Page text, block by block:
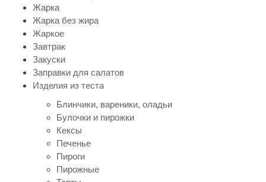
Жарка
Жарка без жира
Жаркое
Завтрак
Закуски
Заправки для салатов
Изделия из теста
Блинчики, вареники, оладьи
Булочки и пирожки
Кексы
Печенье
Пироги
Пирожные